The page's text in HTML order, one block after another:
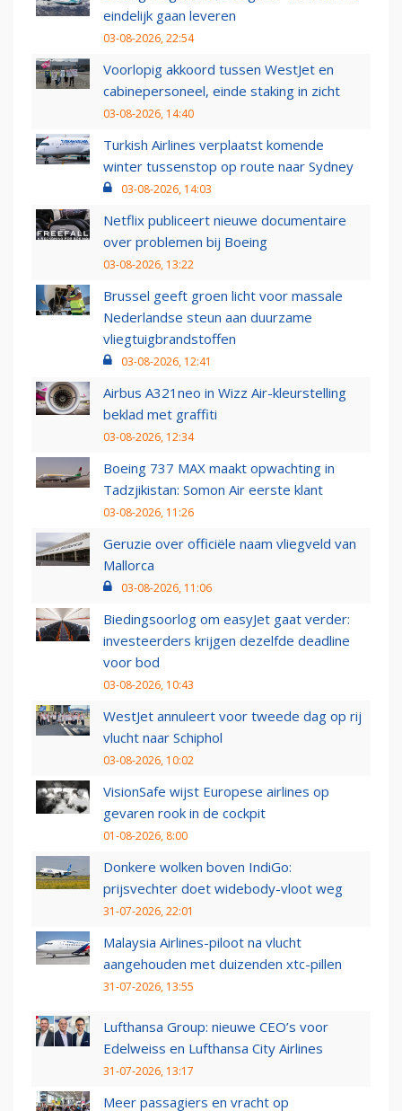
eindelijk gaan leveren
03-08-2026, 22:54
Voorlopig akkoord tussen WestJet en
cabinepersoneel, einde staking in zicht
03-08-2026, 14:40
Turkish Airlines verplaatst komende
winter tussenstop op route naar Sydney
03-08-2026, 14:03
Netflix publiceert nieuwe documentaire
over problemen bij Boeing
03-08-2026, 13:22
Brussel geeft groen licht voor massale
Nederlandse steun aan duurzame
vliegtuigbrandstoffen
03-08-2026, 12:41
Airbus A321neo in Wizz Air-kleurstelling
beklad met graffiti
03-08-2026, 12:34
Boeing 737 MAX maakt opwachting in
Tadzjikistan: Somon Air eerste klant
03-08-2026, 11:26
Geruzie over officiële naam vliegveld van
Mallorca
03-08-2026, 11:06
Biedingsoorlog om easyJet gaat verder:
investeerders krijgen dezelfde deadline
voor bod
03-08-2026, 10:43
WestJet annuleert voor tweede dag op rij
vlucht naar Schiphol
03-08-2026, 10:02
VisionSafe wijst Europese airlines op
gevaren rook in de cockpit
01-08-2026, 8:00
Donkere wolken boven IndiGo:
prijsvechter doet widebody-vloot weg
31-07-2026, 22:01
Malaysia Airlines-piloot na vlucht
aangehouden met duizenden xtc-pillen
31-07-2026, 13:55
Lufthansa Group: nieuwe CEO’s voor
Edelweiss en Lufthansa City Airlines
31-07-2026, 13:17
Meer passagiers en vracht op